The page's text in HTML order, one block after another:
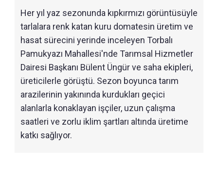
Her yıl yaz sezonunda kıpkırmızı görüntüsüyle
tarlalara renk katan kuru domatesin üretim ve
hasat sürecini yerinde inceleyen Torbalı
Pamukyazı Mahallesi'nde Tarımsal Hizmetler
Dairesi Başkanı Bülent Üngür ve saha ekipleri,
üreticilerle görüştü. Sezon boyunca tarım
arazilerinin yakınında kurdukları geçici
alanlarla konaklayan işçiler, uzun çalışma
saatleri ve zorlu iklim şartları altında üretime
katkı sağlıyor.